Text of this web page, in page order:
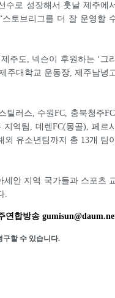
수로 성장해서 훗날 제주에서
토브리그를 더 잘 운영할
주도, 넥슨이 후원하는 ‘그
주대학교 운동장, 제주남녕
틸러스, 수원FC, 충북청주
역팀, 데렌FC(몽골), 페르시
유소년팀까지 총 13개 팀이
안 지역 국가들과 스포츠
.
연합방송
구할 수 있습니다.